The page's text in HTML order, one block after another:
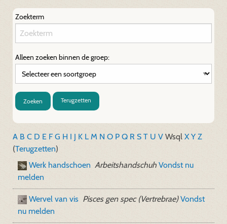
Zoekterm
Alleen zoeken binnen de groep:
Zoeken Terugzetten
A B C D E FG H I J K L M N O P Q R S T U V Wsql XY Z
(Terugzetten)
Werk handschoen Arbeitshandschuh Vondst nu
melden
Wervel van vis Pisces gen spec (Vertrebrae) Vondst
nu melden